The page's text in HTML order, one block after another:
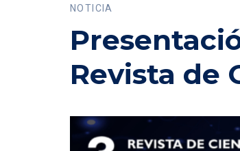
NOTICIA
Revista de